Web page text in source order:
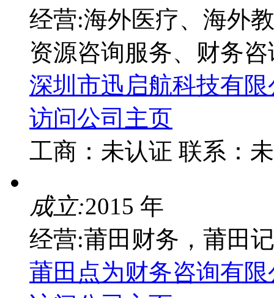
经营:海外医疗、海外
资源咨询服务、财务
深圳市迅启航科技有限
访问公司主页
工商： 未认证 联系：
成立:2015 年
经营:莆田财务，莆田
莆田点为财务咨询有限